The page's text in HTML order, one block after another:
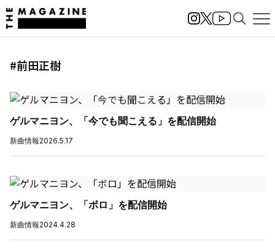
#前田正樹
ゲルマニヨン、「今でも聞こえる」を配信開始
新曲情報2026.5.17
ゲルマニヨン、「ボロ」を配信開始
新曲情報2024.4.28